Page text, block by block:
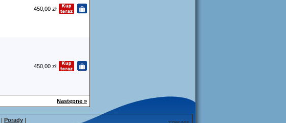
450,00 zł
450,00 zł
Następne »
| Porady |